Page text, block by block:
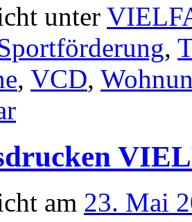
unter
,
, VCD,
am 23. Mai